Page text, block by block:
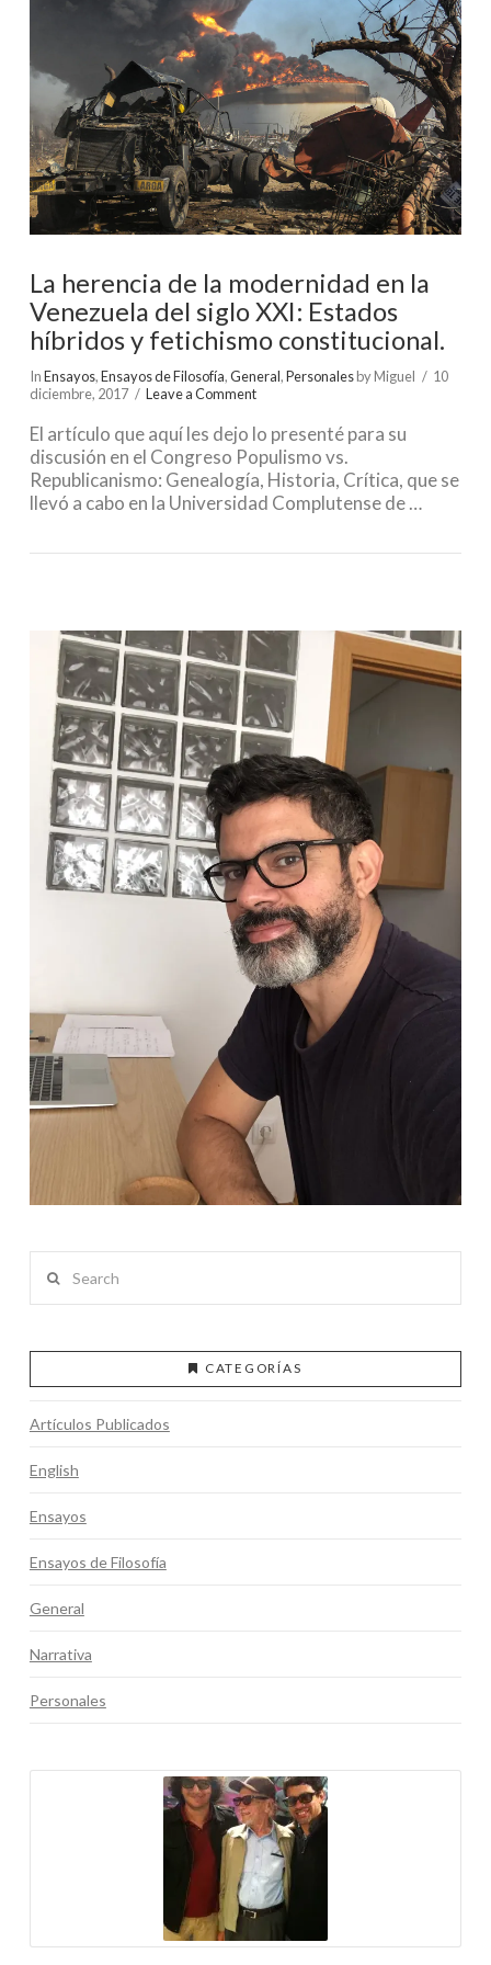
VIEW POST
La herencia de la modernidad en la
Venezuela del siglo XXI: Estados
híbridos y fetichismo constitucional.
InEnsayos,Ensayos de Filosofía,General,Personalesby Miguel
10
diciembre, 2017
Leave a Comment
El artículo que aquí les dejo lo presenté para su
discusión en el Congreso Populismo vs.
Republicanismo: Genealogía, Historia, Crítica, que se
llevó a cabo en la Universidad Complutense de …
CATEGORÍAS
Artículos Publicados
English
Ensayos
Ensayos de Filosofía
General
Narrativa
Personales